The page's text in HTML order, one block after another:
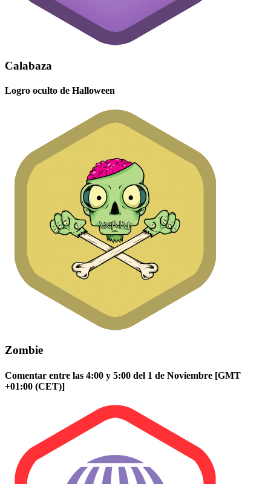
Calabaza
Logro oculto de Halloween
Zombie
Comentar entre las 4:00 y 5:00 del 1 de Noviembre [GMT
+01:00 (CET)]